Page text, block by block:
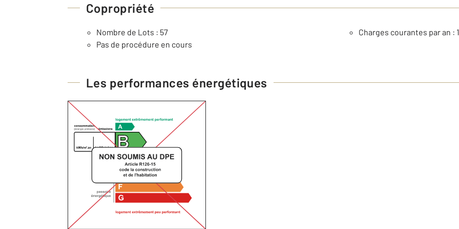
Copropriété
Nombre de Lots : 57
Charges courantes par an :
Pas de procédure en cours
Les performances énergétiques